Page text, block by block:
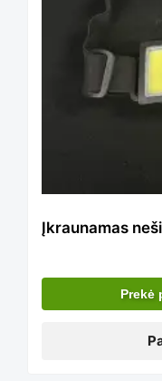
page
Įkraunamas
Prekė
has
The